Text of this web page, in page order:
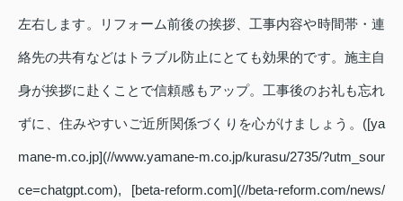
左右します。リフォーム前後の挨拶、工事内容や時間帯・連
絡先の共有などはトラブル防止にとても効果的です。施主自
身が挨拶に赴くことで信頼感もアップ。工事後のお礼も忘れ
ずに、住みやすいご近所関係づくりを心がけましょう。([ya
mane-m.co.jp](//www.yamane-m.co.jp/kurasu/2735/?utm_sour
ce=chatgpt.com), [beta-reform.com](//beta-reform.com/news/